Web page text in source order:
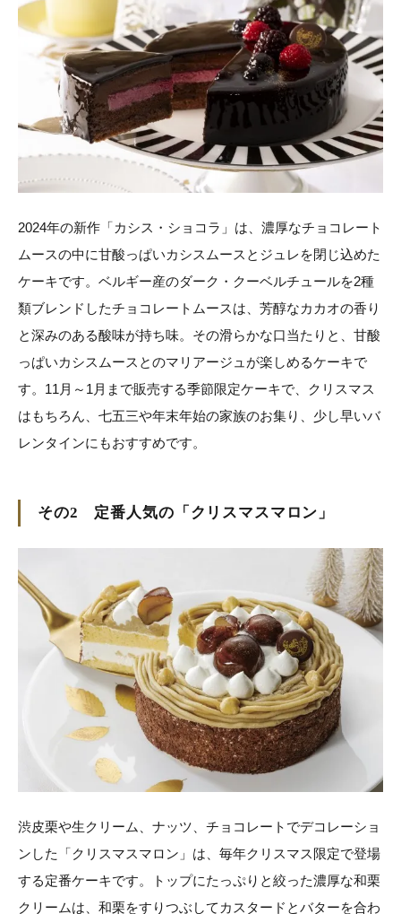
2024年の新作「カシス・ショコラ」は、濃厚なチョコレート
ムースの中に甘酸っぱいカシスムースとジュレを閉じ込めた
ケーキです。ベルギー産のダーク・クーベルチュールを2種
類ブレンドしたチョコレートムースは、芳醇なカカオの香り
と深みのある酸味が持ち味。その滑らかな口当たりと、甘酸
っぱいカシスムースとのマリアージュが楽しめるケーキで
す。11月～1月まで販売する季節限定ケーキで、クリスマス
はもちろん、七五三や年末年始の家族のお集り、少し早いバ
レンタインにもおすすめです。
その2 定番人気の「クリスマスマロン」
渋皮栗や生クリーム、ナッツ、チョコレートでデコレーショ
ンした「クリスマスマロン」は、毎年クリスマス限定で登場
する定番ケーキです。トップにたっぷりと絞った濃厚な和栗
クリームは、和栗をすりつぶしてカスタードとバターを合わ